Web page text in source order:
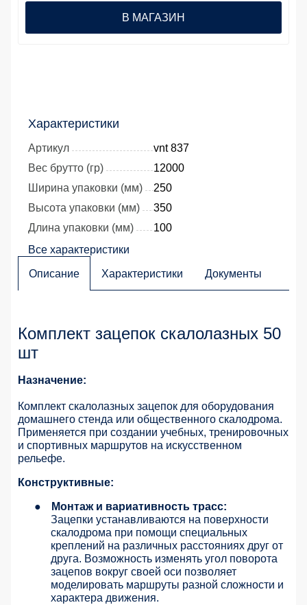
Характеристики
Артикул
vnt 837
Вес брутто (гр)
12000
Ширина упаковки (мм)
250
Высота упаковки (мм)
350
Длина упаковки (мм)
100
Все характеристики
В МАГАЗИН
Описание Характеристики Документы
Комплект зацепок скалолазных 50
шт
Назначение:
Комплект скалолазных зацепок для оборудования
домашнего стенда или общественного скалодрома.
Применяется при создании учебных, тренировочных
и спортивных маршрутов на искусственном
рельефе.
Конструктивные:
●
Монтаж и вариативность трасс:
Зацепки устанавливаются на поверхности
скалодрома при помощи специальных
креплений на различных расстояниях друг от
друга. Возможность изменять угол поворота
зацепов вокруг своей оси позволяет
моделировать маршруты разной сложности и
характера движения.